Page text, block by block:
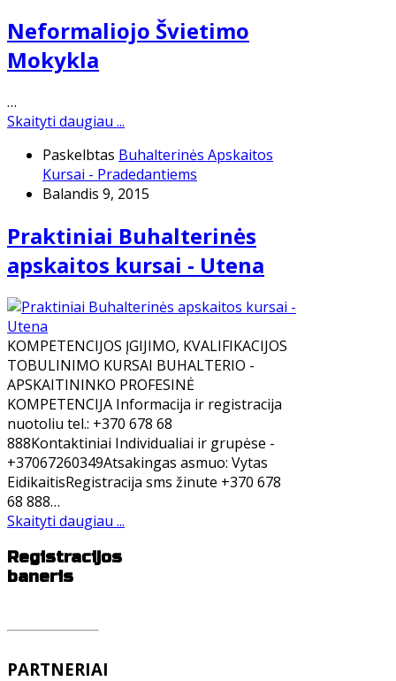
Neformaliojo Švietimo
Mokykla
…
Skaityti daugiau ...
Paskelbtas Buhalterinės Apskaitos
Kursai - Pradedantiems
Balandis 9, 2015
Praktiniai Buhalterinės
apskaitos kursai - Utena
KOMPETENCIJOS ĮGIJIMO, KVALIFIKACIJOS
TOBULINIMO KURSAI BUHALTERIO -
APSKAITININKO PROFESINĖ
KOMPETENCIJA Informacija ir registracija
nuotoliu tel.: +370 678 68
888Kontaktiniai Individualiai ir grupėse -
+37067260349Atsakingas asmuo: Vytas
EidikaitisRegistracija sms žinute +370 678
68 888…
Skaityti daugiau ...
Registracijos
baneris
PARTNERIAI